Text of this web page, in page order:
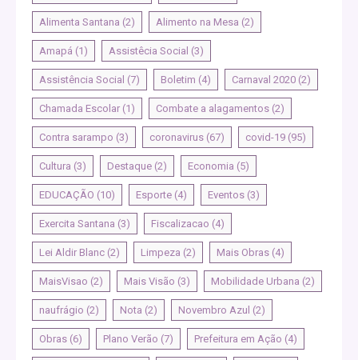
Alimenta Santana (2) Alimento na Mesa (2)
Amapá (1) Assistêcia Social (3)
Assistência Social (7) Boletim (4) Carnaval 2020 (2)
Chamada Escolar (1) Combate a alagamentos (2)
Contra sarampo (3) coronavirus (67) covid-19 (95)
Cultura (3) Destaque (2) Economia (5)
EDUCAÇÃO (10) Esporte (4) Eventos (3)
Exercita Santana (3) Fiscalizacao (4)
Lei Aldir Blanc (2) Limpeza (2) Mais Obras (4)
MaisVisao (2) Mais Visão (3) Mobilidade Urbana (2)
naufrágio (2) Nota (2) Novembro Azul (2)
Obras (6) Plano Verão (7) Prefeitura em Ação (4)